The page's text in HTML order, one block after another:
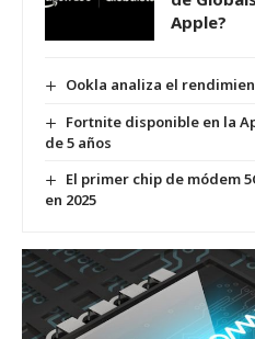
Apple?
Ookla analiza el
Fortnite disponible en la
de 5 años
El primer chip de módem
en 2025